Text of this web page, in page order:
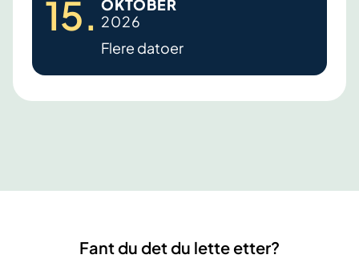
o
d
15. OKTOBER
2026
Flere datoer
Fant du det du lette etter?